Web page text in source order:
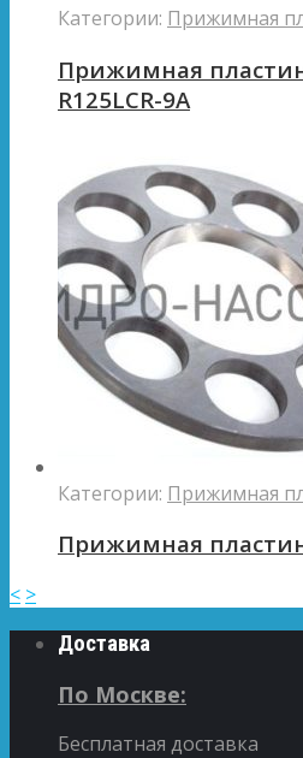
Категории: Прижимная
Прижимная
R125LCR-9A
Категории: Прижимная
Прижимная
< >
Доставка
По Москве:
Бесплатная доставка